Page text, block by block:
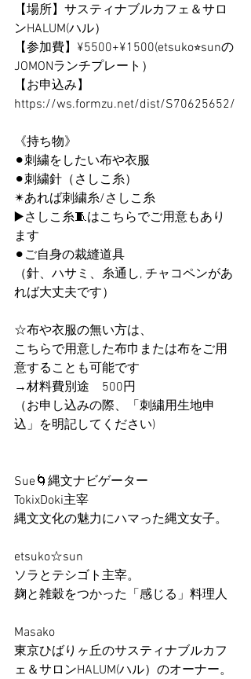
【場所】サスティナブルカフェ＆サロ
ンHALUM(ハル）
【参加費】¥5500+¥1500(etsuko⭐︎sunの
JOMONランチプレート）
【お申込み】
https://ws.formzu.net/dist/S70625652/
《持ち物》
⚫︎刺繍をしたい布や衣服
⚫︎刺繍針（さしこ糸）
✴︎あれば刺繍糸/さしこ糸
▶️さしこ糸🧵はこちらでご用意もあり
ます
⚫︎ご自身の裁縫道具
（針、ハサミ、糸通し, チャコペンがあ
れば大丈夫です）
☆布や衣服の無い方は、
こちらで用意した布巾または布をご用
意することも可能です
→材料費別途　500円
（お申し込みの際、「刺繍用生地申
込」を明記してください)
Sue🌀縄文ナビゲーター
TokixDoki主宰
縄文文化の魅力にハマった縄文女子。
etsuko☆sun
ソラとテシゴト主宰。
麹と雑穀をつかった「感じる」料理人
Masako
東京ひばりヶ丘のサスティナブルカフ
ェ＆サロンHALUM(ハル）のオーナー。